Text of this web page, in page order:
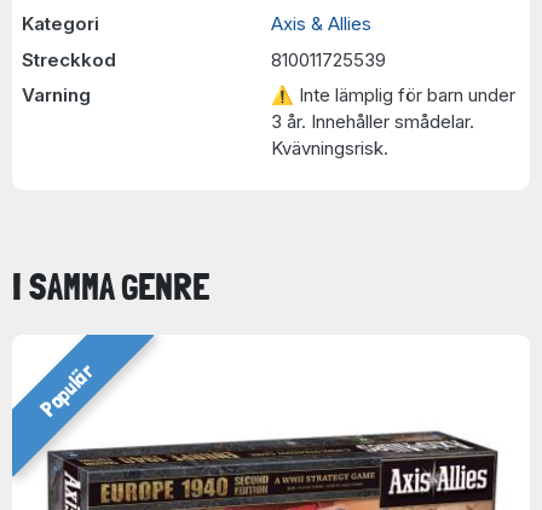
Kategori
Axis & Allies
Streckkod
810011725539
Varning
⚠ Inte lämplig för barn under
3 år. Innehåller smådelar.
Kvävningsrisk.
I SAMMA GENRE
Populär